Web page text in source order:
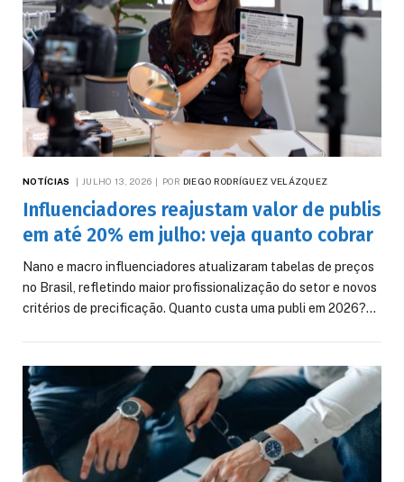
NOTÍCIAS JULHO 13, 2026 POR DIEGO RODRÍGUEZ VELÁZQUEZ
Influenciadores reajustam valor de publis
em até 20% em julho: veja quanto cobrar
Nano e macro influenciadores atualizaram tabelas de preços
no Brasil, refletindo maior profissionalização do setor e novos
critérios de precificação. Quanto custa uma publi em 2026?…